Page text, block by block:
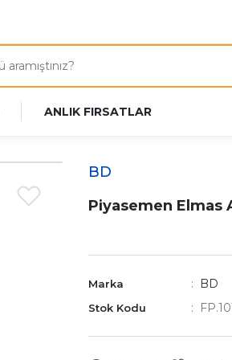
ANLIK FIRSATLAR
BD
Piyasemen Elmas
Marka BD
Stok Kodu